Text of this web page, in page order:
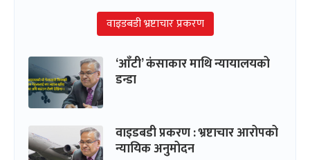
वाइडबडी भ्रष्टाचार प्रकरण
‘आँटी’ कंसाकार माथि न्यायालयको
डन्डा
वाइडबडी प्रकरण : भ्रष्टाचार आरोपको
न्यायिक अनुमोदन